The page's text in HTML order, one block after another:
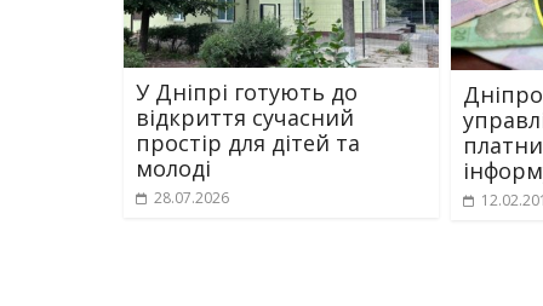
У Дніпрі готують до
відкриття сучасний
простір для дітей та
молоді
28.07.2026